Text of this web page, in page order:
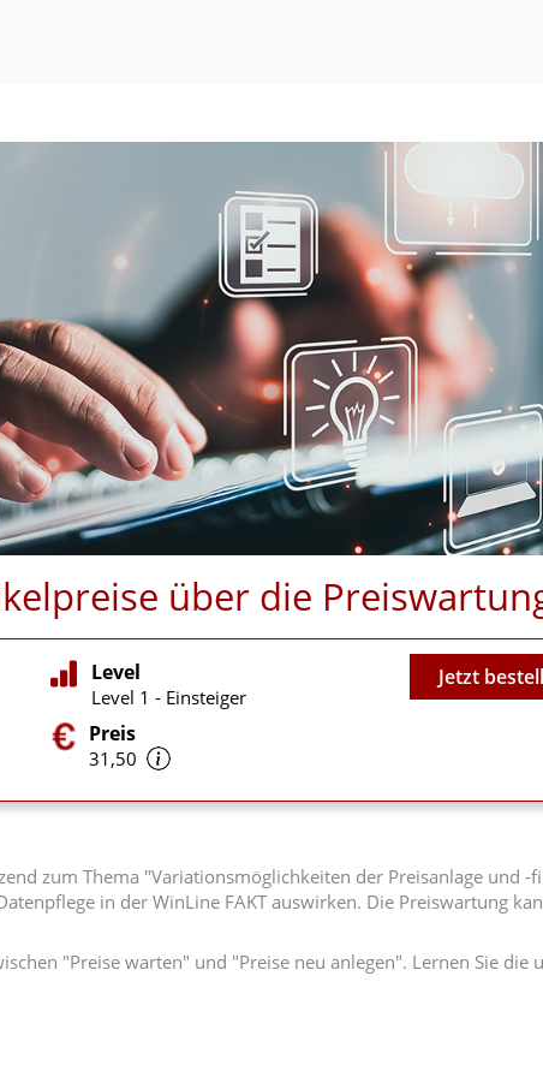
über die
Level
Level 1 - Einsteiger
Preis
31,50
Video
Jetzt
zum Thema "Variationsmöglichkeiten der Preisanlage und
in der WinLine FAKT auswirken. Die Preiswartung
"Preise warten" und "Preise neu anlegen". Lernen Sie